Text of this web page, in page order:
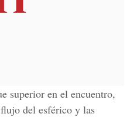
superior en el encuentro,
del esférico y las